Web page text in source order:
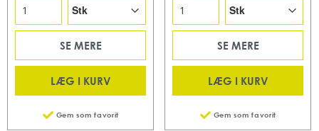
SE MERE
LÆG I KURV
Gem som favorit
SE MERE
LÆG I KURV
Gem som favorit